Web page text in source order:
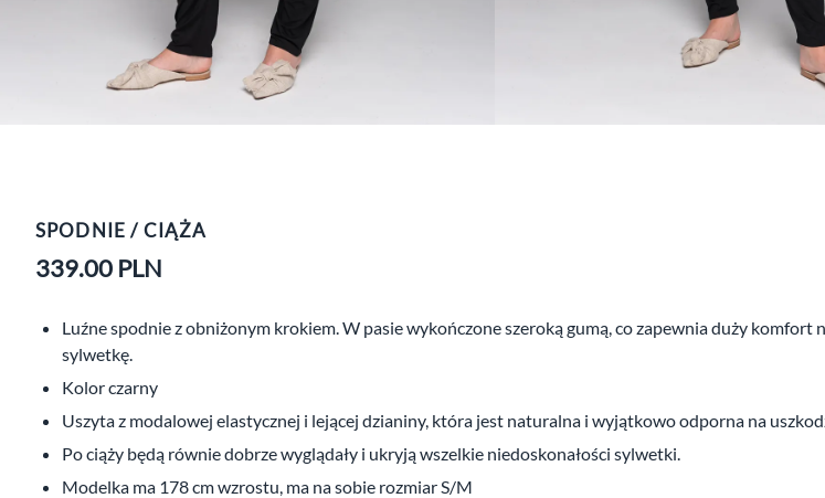
SPODNIE / CIĄŻA
339.00 PLN
Luźne spodnie z obniżonym krokiem. W pasie wykończone szeroką gumą, co zapewnia duży
sylwetkę.
Kolor czarny
Uszyta z modalowej elastycznej i lejącej dzianiny, która jest naturalna i wyjątkowo odporna na
Po ciąży będą równie dobrze wyglądały i ukryją wszelkie niedoskonałości sylwetki.
Modelka ma 178 cm wzrostu, ma na sobie rozmiar S/M